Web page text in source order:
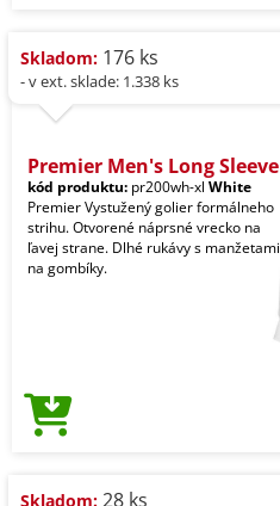
Skladom: 176 ks
- v ext. sklade: 1.338 ks
Premier Men's Long Sleeve
kód produktu: pr200wh-xl White
Premier Vystužený golier formálneho
strihu. Otvorené náprsné vrecko na
ľavej strane. Dlhé rukávy s manžetami
na gombíky.
Skladom: 28 ks